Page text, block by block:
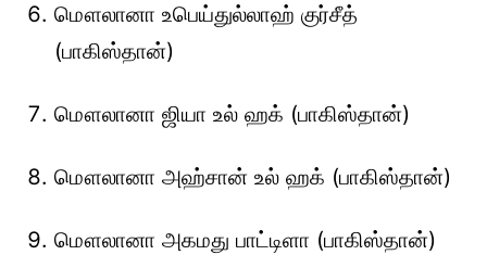
மௌலானா உபெய்துல்லாஹ் குர்சீத்
(பாகிஸ்தான்)
மௌலானா ஜியா உல் ஹக் (பாகிஸ்தான்)
மௌலானா அஹ்சான் உல் ஹக் (பாகிஸ்தான்)
மௌலானா அகமது பாட்டிளா (பாகிஸ்தான்)